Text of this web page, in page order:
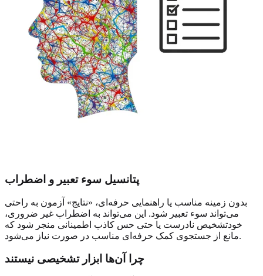
پتانسیل سوء تعبیر و اضطراب
بدون زمینه مناسب یا راهنمایی حرفه‌ای، «نتایج» آزمون به راحتی
می‌تواند سوء تعبیر شود. این می‌تواند به اضطراب غیر ضروری،
خودتشخیص نادرست یا حتی حس کاذب اطمینانی منجر شود که
مانع از جستجوی کمک حرفه‌ای مناسب در صورت نیاز می‌شود.
چرا آن‌ها ابزار تشخیصی نیستند